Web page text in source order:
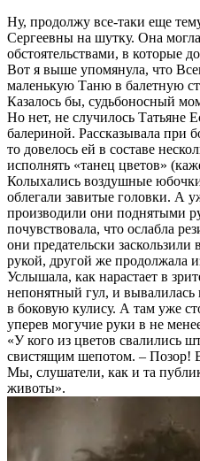
Ну, продолжу все-таки еще
Сергеевны на шутку. Она
обстоятельствами, в которые
Вот я выше упомянула, что
маленькую Таню в балетную
Казалось бы, судьбоносный
Но нет, не случилось Татьяне
балериной. Рассказывала при
то довелось ей в составе
исполнять «танец цветов»
Колыхались воздушные
облегали завитые головки. А
производили они поднятыми
почувствовала, что ослабла
они предательски
рукой, другой же продолжала
Услышала, как нарастает в
непонятный гул, и
в боковую кулису. А там уже
уперев могучие руки в не
«У кого из цветов свалились
свистящим шепотом. – Позор!
Мы, слушатели, как и та
животы».